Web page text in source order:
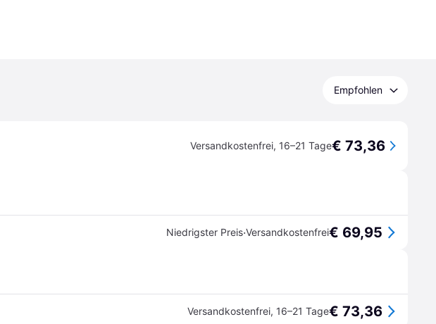
Empfohlen
Versandkostenfrei, 16–21 Tage€ 73,36
Niedrigster Preis·Versandkostenfrei€ 69,95
Versandkostenfrei, 16–21 Tage€ 73,36